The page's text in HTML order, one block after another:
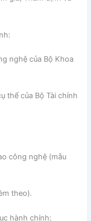
nghệ của Bộ Khoa
thể của Bộ Tài chính
công nghệ (mẫu
theo).
hành chính: